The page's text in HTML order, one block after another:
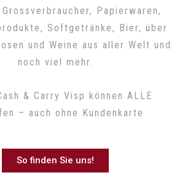
Papierwaren,
Softgetränke, Bier, über
und Weine aus aller Welt und
noch viel mehr.
& Carry Visp können ALLE
– auch ohne Kundenkarte
So finden Sie uns!